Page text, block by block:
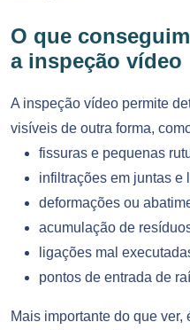
O que
a inspeção vídeo
A inspeção vídeo permite
visíveis de outra forma,
fissuras e pequenas
infiltrações em juntas e
deformações ou
acumulação de
ligações mal
pontos de entrada de
Mais importante do que